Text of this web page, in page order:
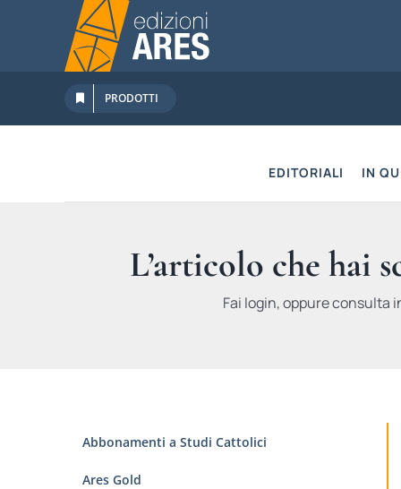
contenuto
PRODOTTI
EDITORIALI IN
L’articolo che hai
Fai login, oppure consulta
Abbonamenti a Studi Cattolici
Ares Gold